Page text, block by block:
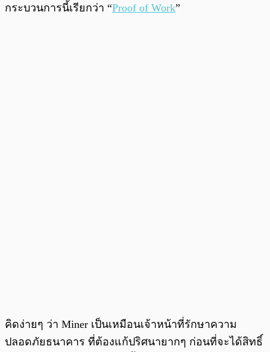
กระบวนการนี้เรียกว่า “Proof of Work”
คิดง่ายๆ ว่า Miner เป็นเหมือนเจ้าหน้าที่รักษาความ
ปลอดภัยธนาคาร ที่ต้องแก้ปริศนายากๆ ก่อนที่จะได้สิทธิ์